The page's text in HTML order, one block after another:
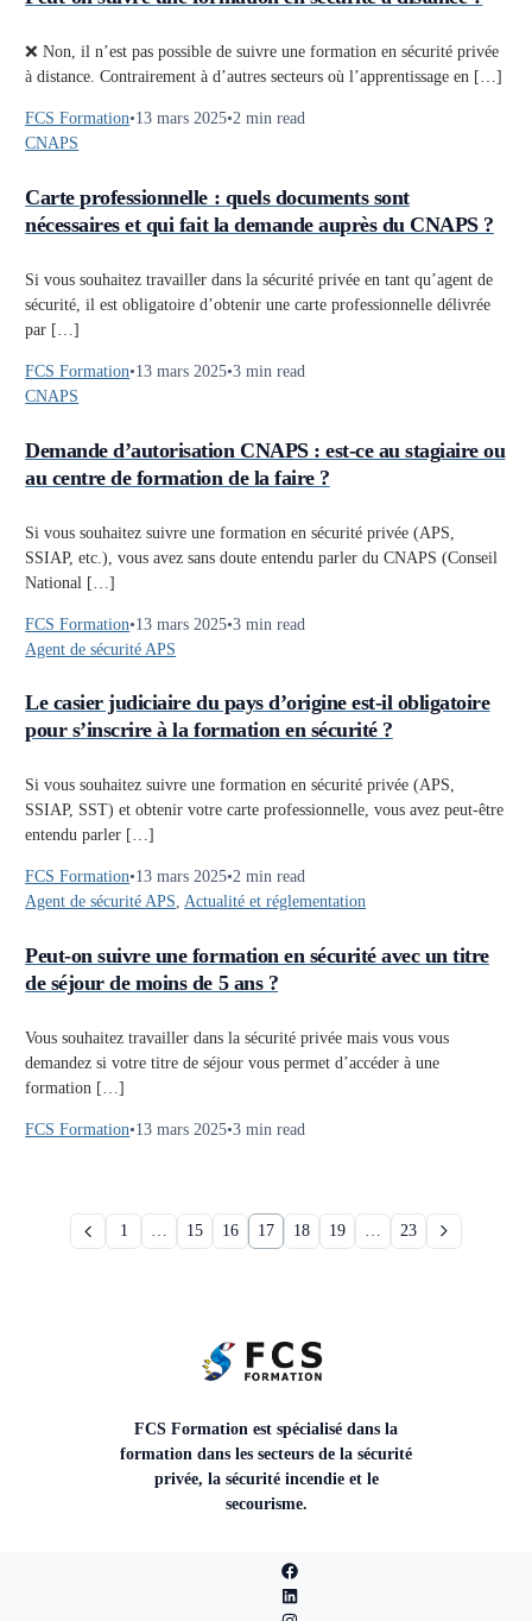
❌ Non, il n’est pas possible de suivre une formation en sécurité privée
à distance. Contrairement à d’autres secteurs où l’apprentissage en […]
FCS Formation 13 mars 2025 2 min read
CNAPS
Carte professionnelle : quels documents sont
nécessaires et qui fait la demande auprès du CNAPS ?
Si vous souhaitez travailler dans la sécurité privée en tant qu’agent de
sécurité, il est obligatoire d’obtenir une carte professionnelle délivrée
par […]
FCS Formation 13 mars 2025 3 min read
CNAPS
Demande d’autorisation CNAPS : est-ce au stagiaire ou
au centre de formation de la faire ?
Si vous souhaitez suivre une formation en sécurité privée (APS,
SSIAP, etc.), vous avez sans doute entendu parler du CNAPS (Conseil
National […]
FCS Formation 13 mars 2025 3 min read
Agent de sécurité APS
Le casier judiciaire du pays d’origine est-il obligatoire
pour s’inscrire à la formation en sécurité ?
Si vous souhaitez suivre une formation en sécurité privée (APS,
SSIAP, SST) et obtenir votre carte professionnelle, vous avez peut-être
entendu parler […]
FCS Formation 13 mars 2025 2 min read
Agent de sécurité APS,Actualité et réglementation
Peut-on suivre une formation en sécurité avec un titre
de séjour de moins de 5 ans ?
Vous souhaitez travailler dans la sécurité privée mais vous vous
demandez si votre titre de séjour vous permet d’accéder à une
formation […]
FCS Formation 13 mars 2025 3 min read
1 … 15 16 17 18 19 … 23
FCS Formation est spécialisé dans la
formation dans les secteurs de la sécurité
privée, la sécurité incendie et le
secourisme.